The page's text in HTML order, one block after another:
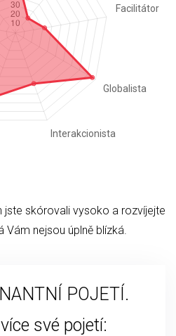
jste skórovali vysoko a rozvíjejte
Vám nejsou úplně blízká.
POJETÍ.
své pojetí: